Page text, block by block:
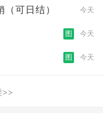
可日结） 今天
图 今天
图 今天
>>